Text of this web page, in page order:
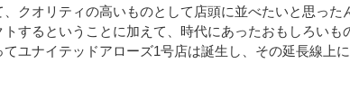
クオリティの高いものとして店頭に並べたいと思った
トするということに加えて、時代にあったおもしろいも
てユナイテッドアローズ1号店は誕生し、その延長線上